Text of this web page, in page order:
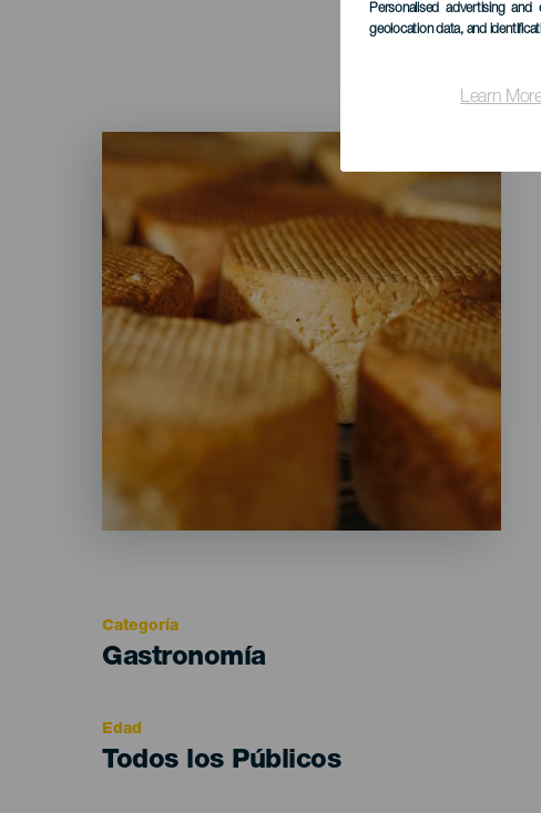
Personalised advertising and
geolocation data, and
Learn
Listado
Categoría
Categoría
Gastronomía
Edad
Edad
Todos los Públicos